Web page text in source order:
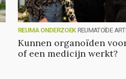
REUMA ONDERZOEK REUMATOÏDE
Kunnen organoïden
of een medicijn werkt?